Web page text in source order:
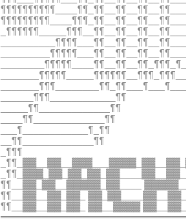
______¶¶¶____________¶¶
_____¶¶_____________¶¶
____¶¶_____________¶¶
___¶____________¶_¶¶
__¶¶_____________¶¶
_¶¶¶
¶¶__▓▓_▓▓__▓▓▓▓▓_▓▓____
¶¶__▓▓__▓▓_▓▓_
¶¶__▓▓__▓▓_▓▓_ ▓▓__▓▓▓▓